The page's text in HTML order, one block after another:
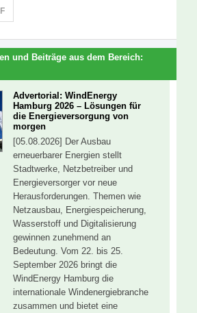
und Beiträge aus dem Bereich:
Advertorial: WindEnergy
Hamburg 2026 – Lösungen für
die Energieversorgung von
morgen
[05.08.2026] Der Ausbau
erneuerbarer Energien stellt
Stadtwerke, Netzbetreiber und
Energieversorger vor neue
Herausforderungen. Themen wie
Netzausbau, Energiespeicherung,
Wasserstoff und Digitalisierung
gewinnen zunehmend an
Bedeutung. Vom 22. bis 25.
September 2026 bringt die
WindEnergy Hamburg die
internationale Windenergiebranche
zusammen und bietet eine